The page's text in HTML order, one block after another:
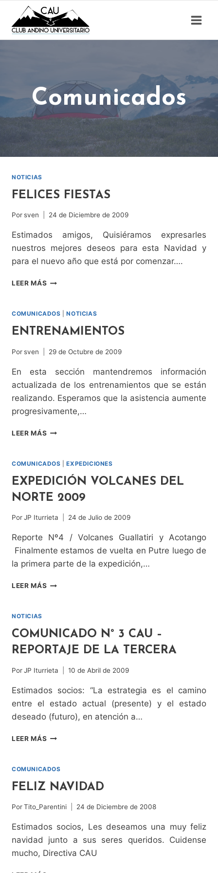
contenido
Comunicados
NOTICIAS
FELICES FIESTAS
Por sven 24 de Diciembre de 2009
Estimados amigos, Quisiéramos expresarles
nuestros mejores deseos para esta Navidad y
para el nuevo año que está por comenzar….
LEER MÁS FELICES
COMUNICADOS |NOTICIAS
ENTRENAMIENTOS
Por sven 29 de Octubre de 2009
En esta sección mantendremos información
actualizada de los entrenamientos que se están
realizando. Esperamos que la asistencia aumente
progresivamente,…
LEER MÁS ENTRENAMIENTOS
COMUNICADOS |EXPEDICIONES
EXPEDICIÓN VOLCANES DEL
NORTE 2009
PorJP Iturrieta 24 de Julio de 2009
Reporte Nº4 / Volcanes Guallatiri y Acotango
Finalmente estamos de vuelta en Putre luego de
la primera parte de la expedición,…
LEER MÁS EXPEDICIÓN
NOTICIAS
COMUNICADO N° 3 CAU –
REPORTAJE DE LA TERCERA
PorJP Iturrieta 10 de Abril de 2009
Estimados socios: “La estrategia es el camino
entre el estado actual (presente) y el estado
deseado (futuro), en atención a…
LEER MÁS COMUNICADO
CAU
REPORTAJE
LA
COMUNICADOS
FELIZ NAVIDAD
PorTito_Parentini 24 de Diciembre de 2008
Estimados socios, Les deseamos una muy feliz
navidad junto a sus seres queridos. Cuidense
mucho, Directiva CAU